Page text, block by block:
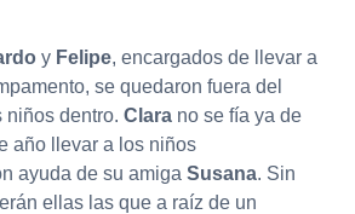
y Felipe, encargados de llevar a
se quedaron fuera del
niños dentro. Clara no se fía ya de
año llevar a los niños
ayuda de su amiga Susana. Sin
ellas las que a raíz de un